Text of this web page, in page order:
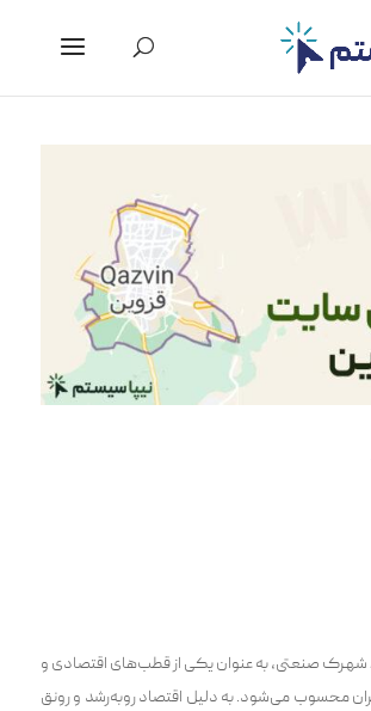
قزوین با دارا بودن ۸ شهرک صنعتی، به عنوان یکی از قطب‌‌های اقتصادی و
محسوب می‌شود. به دلیل اقتصاد روبه‌رشد و رونق